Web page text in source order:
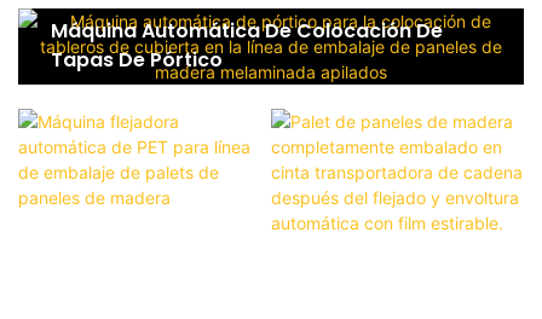
Máquina Automática De Colocación De
Tapas De Pórtico